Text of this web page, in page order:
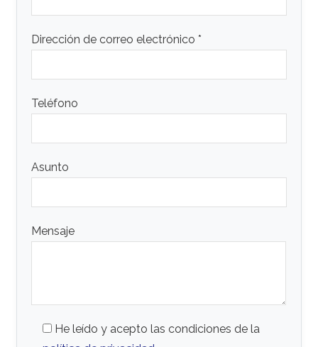
Dirección de correo electrónico *
Teléfono
Asunto
Mensaje
He leído y acepto las condiciones de la